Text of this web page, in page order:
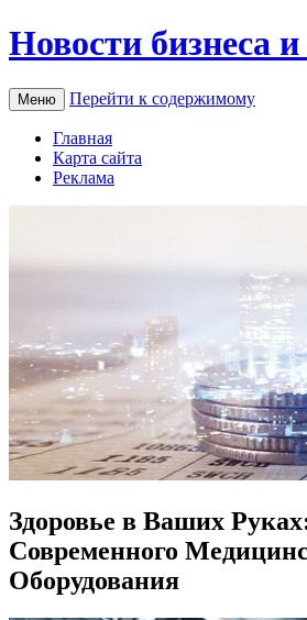
Новости бизнеса
Меню Перейти к содержимому
Главная
Карта сайта
Реклама
Здоровье в Ваших
Современного
Оборудования